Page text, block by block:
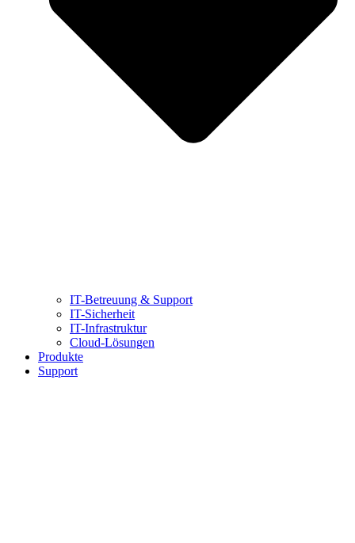
IT-Betreuung & Support
IT-Sicherheit
IT-Infrastruktur
Cloud-Lösungen
Produkte
Support